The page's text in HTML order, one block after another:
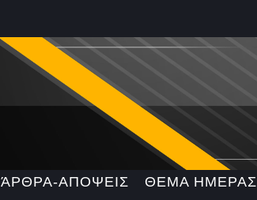
ΆΡΘΡΑ-ΑΠΟΨΕΙΣ ΘΕΜΑ ΗΜΕΡΑΣ